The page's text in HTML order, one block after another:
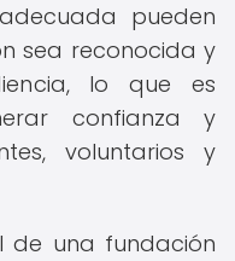
pueden
sea reconocida y
lo que es
confianza y
voluntarios y
de una fundación